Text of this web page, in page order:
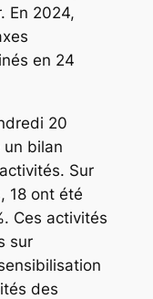
En 2024,
en 24
20
un bilan
Sur
18 ont été
Ces activités
sur
des